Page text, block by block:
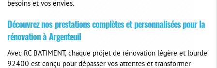
besoins et vos envies.
Découvrez nos prestations complètes et personnalisées pour la
rénovation à Argenteuil
Avec RC BATIMENT, chaque projet de rénovation légère et lourde
92400 est conçu pour dépasser vos attentes et transformer